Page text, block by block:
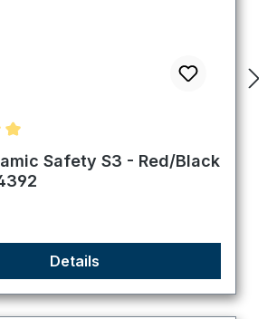
Bewertung von 5 von 5 Sternen
Safety S3 - Red/Black
Details